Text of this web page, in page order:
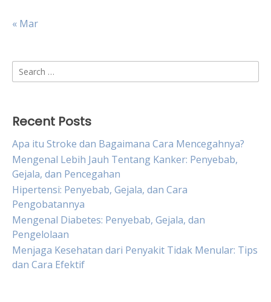
« Mar
Search
for:
Recent Posts
Apa itu Stroke dan Bagaimana Cara Mencegahnya?
Mengenal Lebih Jauh Tentang Kanker: Penyebab,
Gejala, dan Pencegahan
Hipertensi: Penyebab, Gejala, dan Cara
Pengobatannya
Mengenal Diabetes: Penyebab, Gejala, dan
Pengelolaan
Menjaga Kesehatan dari Penyakit Tidak Menular: Tips
dan Cara Efektif